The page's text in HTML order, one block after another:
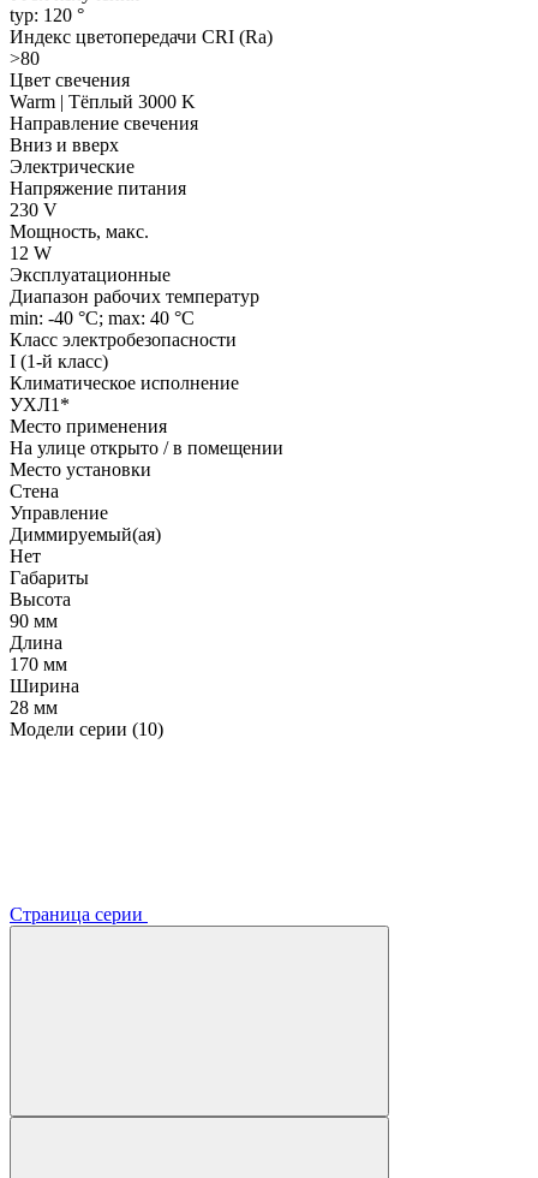
typ: 120 °
Индекс цветопередачи CRI (Ra)
>80
Цвет свечения
Warm | Тёплый 3000 K
Направление свечения
Вниз и вверх
Электрические
Напряжение питания
230 V
Мощность, макс.
12 W
Эксплуатационные
Диапазон рабочих температур
min: -40 °C; max: 40 °C
Класс электробезопасности
I (1-й класс)
Климатическое исполнение
УХЛ1*
Место применения
На улице открыто / в помещении
Место установки
Стена
Управление
Диммируемый(ая)
Нет
Габариты
Высота
90 мм
Длина
170 мм
Ширина
28 мм
Модели серии (10)
Страница серии